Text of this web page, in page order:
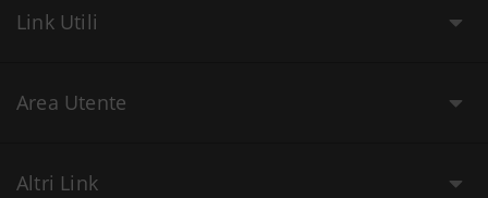
Link Utili
Area Utente
Altri Link